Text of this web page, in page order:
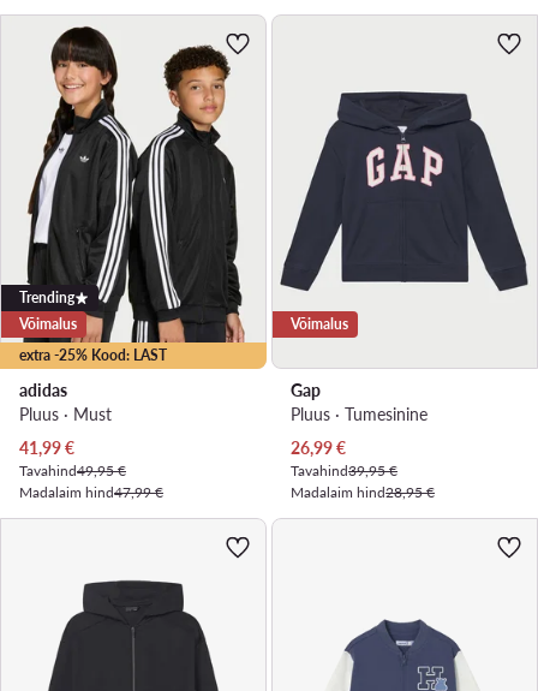
extra -25% Kood: LAST
Trending
Võimalus
adidas
Pluus · Must
Praegune hind
41,99€
Tavahind49,95 €
Madalaim hind47,99 €
Võimalus
Gap
Pluus · Tumesinine
Praegune hind
26,99€
Tavahind39,95 €
Madalaim hind28,95 €